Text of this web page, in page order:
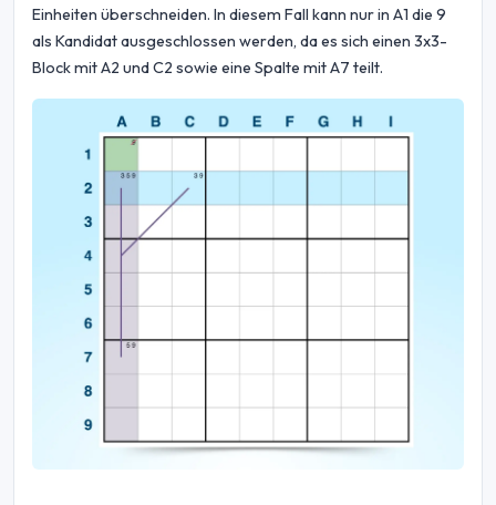
Einheiten überschneiden. In diesem Fall kann nur in A1 die 9
als Kandidat ausgeschlossen werden, da es sich einen 3x3-
Block mit A2 und C2 sowie eine Spalte mit A7 teilt.